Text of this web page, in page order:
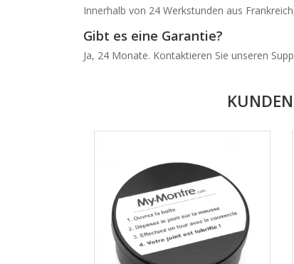
Innerhalb von 24 Werkstunden aus
Gibt es eine Garantie?
Ja, 24 Monate. Kontaktieren Sie unseren